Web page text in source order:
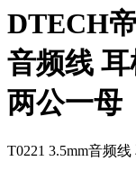
DTECH
音频线
两公一母
T0221 3.5mm音频